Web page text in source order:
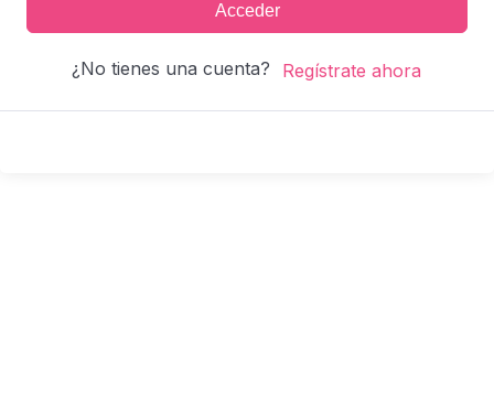
Acceder
¿No tienes una cuenta? Regístrate ahora